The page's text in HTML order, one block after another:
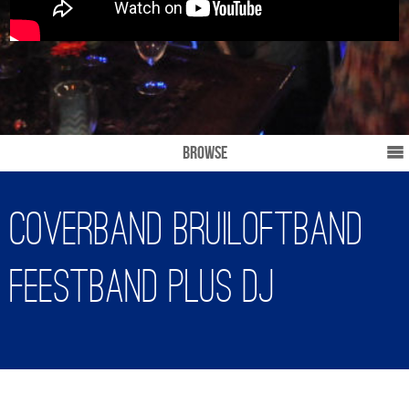
Browse
Coverband Bruiloftband
Feestband plus DJ